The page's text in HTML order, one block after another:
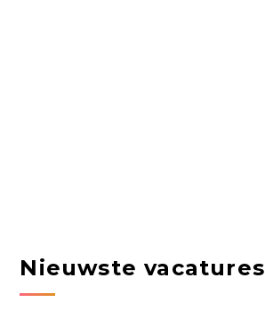
Nieuwste vacatures